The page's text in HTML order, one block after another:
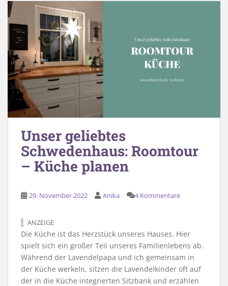
Unser geliebtes
Schwedenhaus: Roomtour
– Küche planen
29. November 2022 Anika 4 Kommentare
ANZEIGE
Die Küche ist das Herzstück unseres Hauses. Hier
spielt sich ein großer Teil unseres Familienlebens ab.
Während der Lavendelpapa und ich gemeinsam in
der Küche werkeln, sitzen die Lavendelkinder oft auf
der in die Küche integrierten Sitzbank und erzählen